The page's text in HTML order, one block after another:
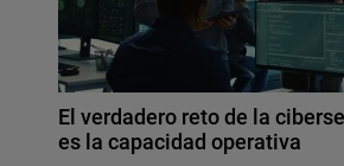
El verdadero reto de la
es la capacidad operativa